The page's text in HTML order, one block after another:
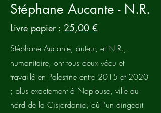
Stéphane Aucante - N.R.
Livre papier : 25,00 €
Stéphane Aucante, auteur, et N.R.,
humanitaire, ont tous deux vécu et
travaillé en Palestine entre 2015 et 2020
; plus exactement à Naplouse, ville du
nord de la Cisjordanie, où l'un dirigeait